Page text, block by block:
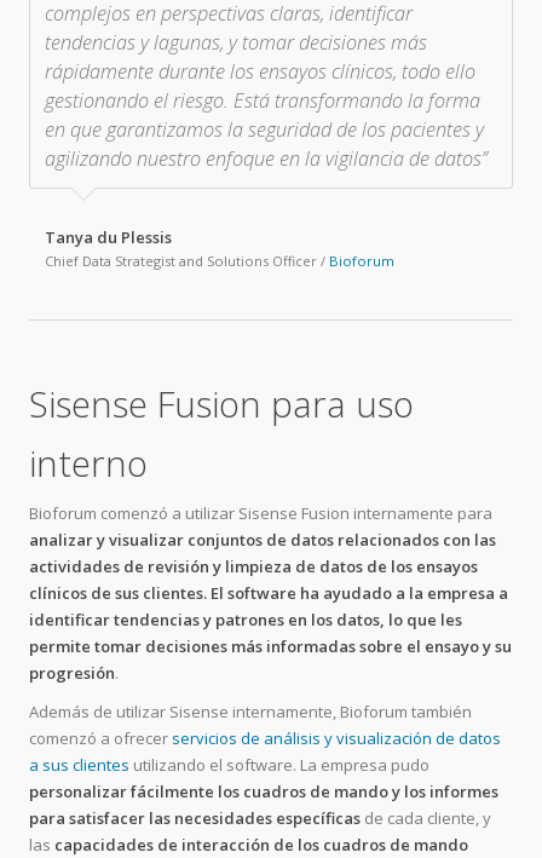
complejos en perspectivas claras, identificar
tendencias y lagunas, y tomar decisiones más
rápidamente durante los ensayos clínicos, todo ello
gestionando el riesgo. Está transformando la forma
en que garantizamos la seguridad de los pacientes y
agilizando nuestro enfoque en la vigilancia de datos”
Tanya du Plessis
Chief Data Strategist and Solutions Officer / Bioforum
Sisense Fusion para uso
interno
Bioforum comenzó a utilizar Sisense Fusion internamente para
analizar y visualizar conjuntos de datos relacionados con las
actividades de revisión y limpieza de datos de los ensayos
clínicos de sus clientes. El software ha ayudado a la empresa a
identificar tendencias y patrones en los datos, lo que les
permite tomar decisiones más informadas sobre el ensayo y su
progresión.
Además de utilizar Sisense internamente, Bioforum también
comenzó a ofrecer servicios de análisis y visualización de datos
a sus clientes utilizando el software. La empresa pudo
personalizar fácilmente los cuadros de mando y los informes
para satisfacer las necesidades específicas de cada cliente, y
las capacidades de interacción de los cuadros de mando